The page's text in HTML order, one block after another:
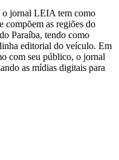
o jornal LEIA tem como
compõem as regiões do
Paraíba, tendo como
editorial do veículo. Em
com seu público, o jornal
as mídias digitais para